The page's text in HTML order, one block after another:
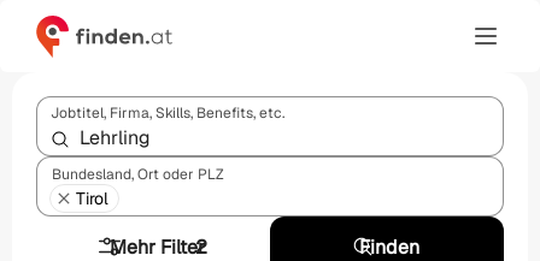
Jobtitel, Firma, Skills, Benefits, etc.
Bundesland, Ort oder PLZ
Tirol
Mehr Filter
2 Finden